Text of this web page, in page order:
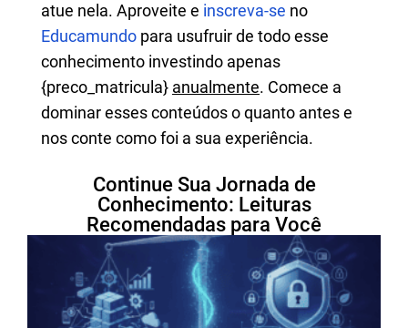
atue nela. Aproveite e inscreva-se no
Educamundo para usufruir de todo esse
conhecimento investindo apenas
{preco_matricula} anualmente. Comece a
dominar esses conteúdos o quanto antes e
nos conte como foi a sua experiência.
Continue Sua Jornada de
Conhecimento: Leituras
Recomendadas para Você